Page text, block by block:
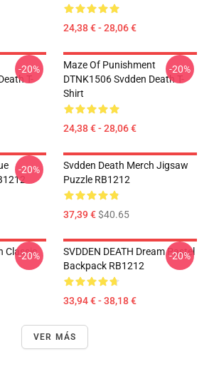
24,38 € - 28,06 €
T-
-20%
Maze Of Punishment
DTNK1506 Svdden Death T-
Shirt
24,38 € - 28,06 €
-20%
-20%
Svdden Death Merch Jigsaw
Puzzle RB1212
37,39 €$40.65
Classic
-20%
SVDDEN DEATH Dream Pastel
Backpack RB1212
33,94 € - 38,18 €
-20%
VER MÁS